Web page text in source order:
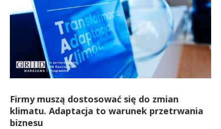
Firmy muszą dostosować się do zmian
klimatu. Adaptacja to warunek przetrwania
biznesu